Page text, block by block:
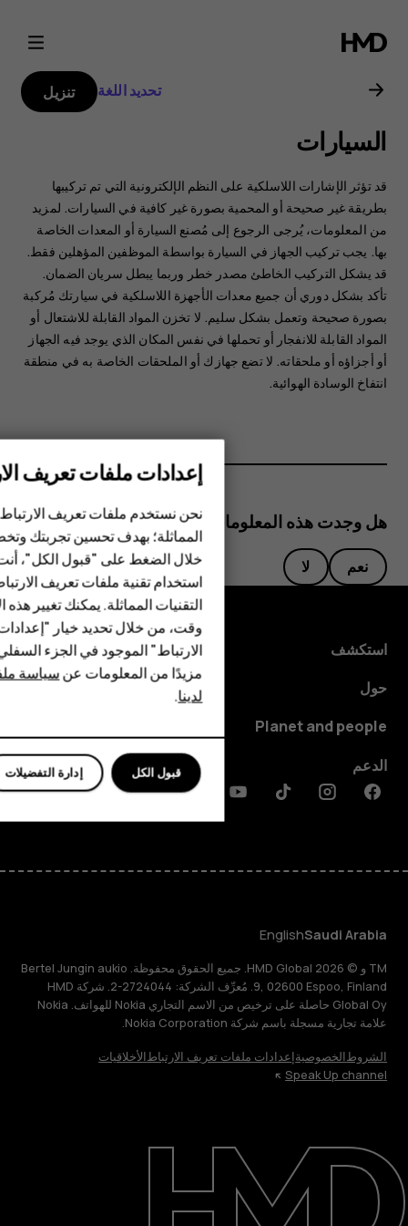
دليل
مستخدم
Nokia
G21
الهواتف المميزة
الأكسسوارات
HMD DUB
HMD Watch
للأعمال
حول
الدعم
تحديد اللغة تنزيل
السيارات
قد تؤثر الإشارات اللاسلكية على النظم الإلكترونية التي تم تركيبها
بطريقة غير صحيحة أو المحمية بصورة غير كافية في السيارات. ‏‫لمزيد
من المعلومات، يُرجى الرجوع إلى مُصنع السيارة أو المعدات الخاصة
بها.‬ يجب تركيب الجهاز في السيارة بواسطة الموظفين المؤهلين فقط.
‏‫قد يشكل التركيب الخاطئ مصدر خطر وربما يبطل سريان الضمان.‬
تأكد بشكل دوري أن جميع معدات الأجهزة اللاسلكية في سيارتك مُركبة
بصورة صحيحة وتعمل بشكل سليم. لا تخزن المواد القابلة للاشتعال أو
المواد القابلة للانفجار أو تحملها في نفس المكان الذي يوجد فيه الجهاز
أو أجزاؤه أو ملحقاته. ‏‫لا تضع جهازك أو الملحقات الخاصة به في منطقة
انتفاخ الوسادة الهوائية.‬
هل وجدت هذه المعلومات مفيدة؟
نعم لا
استكشف
حول
Planet and people
الدعم
Facebook
Instagram
Tiktok
Youtube
Linkedin
Discord
Saudi Arabia
English
TM و © 2026 HMD Global. جميع الحقوق محفوظة. Bertel Jungin aukio
9, 02600 Espoo, Finland. مُعرِّف الشركة: 2724044-2. شركة HMD
Global Oy حاصلة على ترخيص من الاسم التجاري Nokia للهواتف. Nokia
علامة تجارية مسجلة باسم شركة Nokia Corporation.
الشروطالخصوصيةإعدادات ملفات تعريف الارتباطالأخلاقيات
Speak Up channel
إعدادات ملفات تعريف
نحن نستخدم ملفات تعريف
المماثلة؛ بهدف تحسين تجربتك
خلال الضغط على "قبول الكل"،
استخدام تقنية ملفات تعريف
التقنيات المماثلة. يمكنك تغيير
وقت، من خلال تحديد خيار
الارتباط" الموجود في الجزء
مزيدًا من المعلومات عنسياسة
لدينا.
إدارة التفضيلات قبول الكل